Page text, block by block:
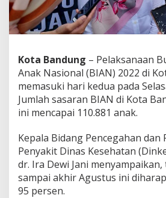
k
a
n
M
l
t
p
l
e
n
j
e
k
s
Kota Bandung – Pelaksanaan
Anak Nasional (BIAN) 2022 di
memasuki hari kedua pada
Jumlah sasaran BIAN di Kota
ini mencapai 110.881 anak.
Kepala Bidang Pencegahan dan
Penyakit Dinas Kesehatan
dr. Ira Dewi Jani
sampai akhir Agustus ini
95 persen.